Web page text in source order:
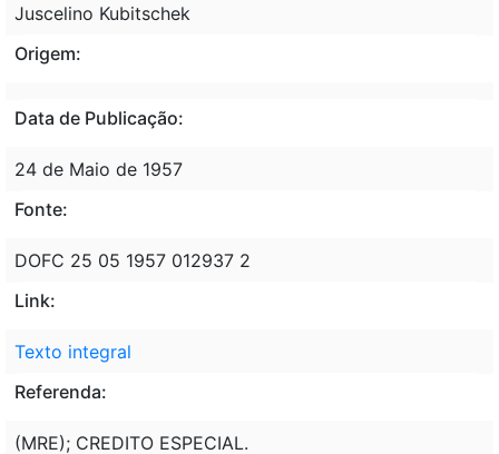
Juscelino Kubitschek
Origem:
Data de Publicação:
24 de Maio de 1957
Fonte:
DOFC 25 05 1957 012937 2
Link:
Texto integral
Referenda:
(MRE); CREDITO ESPECIAL.